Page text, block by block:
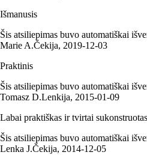
Išmanusis
Šis atsiliepimas buvo automatiškai
Marie A.Čekija, 2019‑12‑03
Praktinis
Šis atsiliepimas buvo automatiškai
Tomasz D.Lenkija, 2015‑01‑09
Labai praktiškas ir tvirtai
Šis atsiliepimas buvo automatiškai
Lenka J.Čekija, 2014‑12‑05